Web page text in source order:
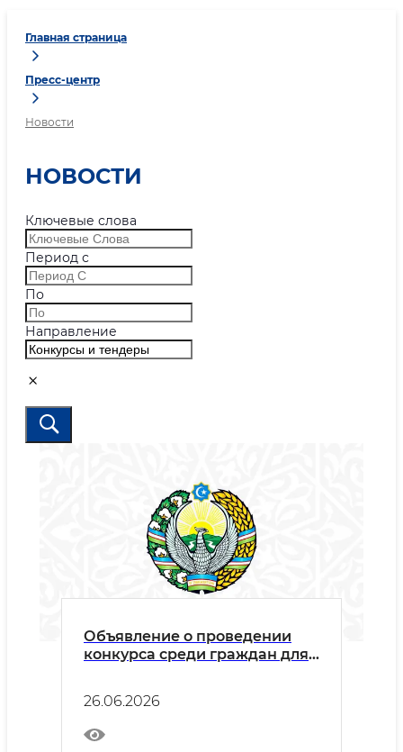
Главная страница
Пресс-центр
Новости
НОВОСТИ
Ключевые слова
Период с
По
Направление
Объявление о проведении
конкурса среди граждан для
направлениям "Дизайнер,
веб-дизайнер, дизайнер
инфографики"
26.06.2026